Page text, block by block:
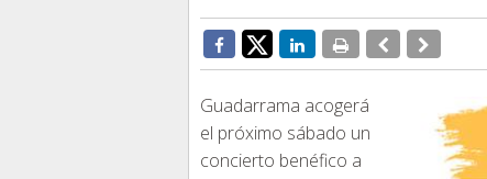
Guadarrama acogerá
el próximo sábado un
concierto benéfico a